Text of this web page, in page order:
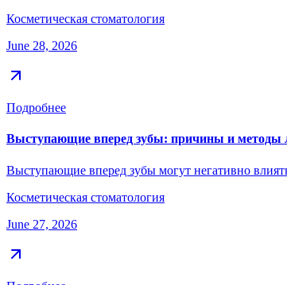
Косметическая стоматология
June 28, 2026
Подробнее
Выступающие вперед зубы: причины и методы
Выступающие вперед зубы могут негативно
Косметическая стоматология
June 27, 2026